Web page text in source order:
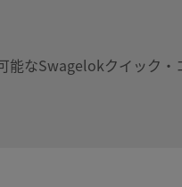
能なSwagelokクイック